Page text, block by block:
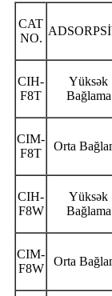
CAT
NO.
CIH-
F8T
Yüksək
Bağlama
CIM-
F8T
Orta
CIH-
F8W
Yüksək
Bağlama
CIM-
F8W
Orta